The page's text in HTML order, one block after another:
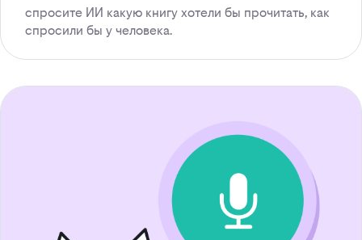
спросите ИИ какую книгу хотели бы прочитать, как
спросили бы у человека.